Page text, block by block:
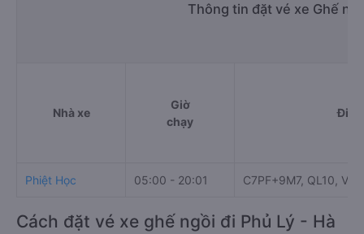
Thông tin đặt vé xe Ghế
Nhà xe
Giờ
chạy
Phiệt Học 05:00 - 20:01 C7PF+9M7, QL10, Vũ
Cách đặt vé xe ghế ngồi đi Phủ Lý - Hà